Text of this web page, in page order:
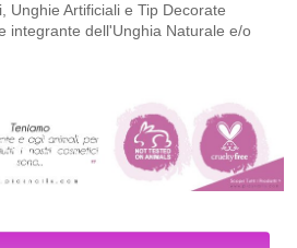
Unghie Artificiali e Tip Decorate
integrante dell'Unghia Naturale e/o